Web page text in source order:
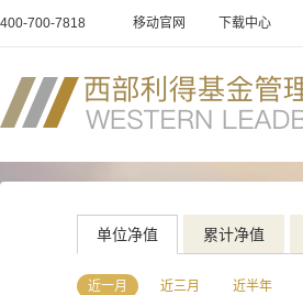
400-700-7818 移动官网 下载中心
单位净值 累计净值
近一月 近三月 近半年